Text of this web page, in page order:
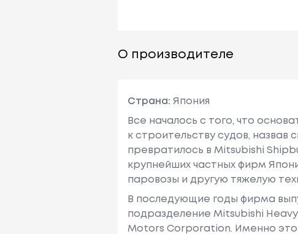
О производителе
Страна: Япония
Все началось с того, что
к строительству судов,
превратилось в Mitsubishi
крупнейших частных фирм
паровозы и другую тяжелую
В последующие годы фирма
подразделение Mitsubishi
Motors Corporation. Именно